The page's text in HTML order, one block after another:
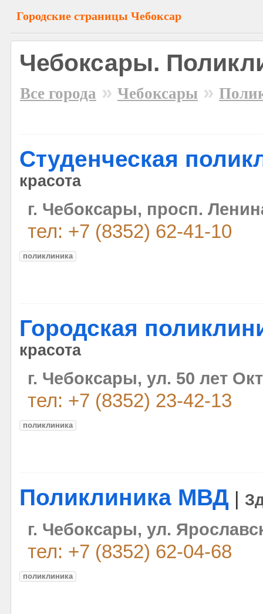
Городские страницы Чебоксар
Чебоксары.
Все города » Чебоксары »
Студенческая
красота
г. Чебоксары, просп.
тел: +7 (8352) 62-41-10
поликлиника
Городская
красота
г. Чебоксары, ул. 50 лет
тел: +7 (8352) 23-42-13
поликлиника
Поликлиника МВД
г. Чебоксары, ул.
тел: +7 (8352) 62-04-68
поликлиника